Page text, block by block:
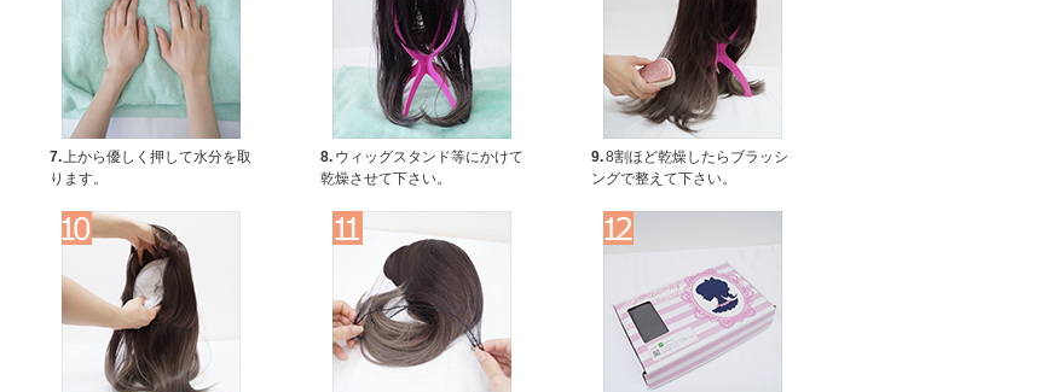
7.上から優しく押して水分を取
ります。
8. ウィッグスタンド等にかけて
乾燥させて下さい。
9.8割ほど乾燥したらブラッシ
ングで整えて下さい。